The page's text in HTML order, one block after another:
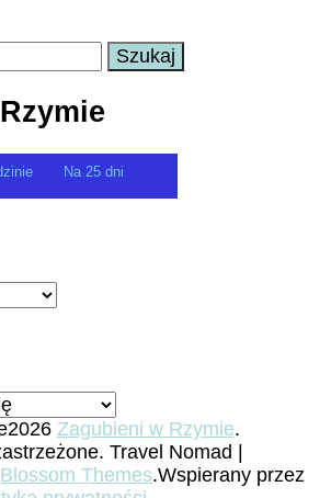
Na 25 dni
Zagubieni w Rzymie.
Travel Nomad |
Blossom Themes.Wspierany przez